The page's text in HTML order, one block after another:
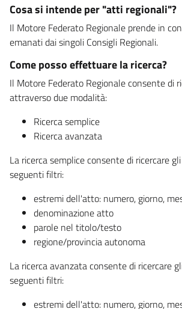
Cosa si intende per "atti regionali"?
Il Motore Federato Regionale prende in
emanati dai singoli Consigli Regionali.
Come posso effettuare la ricerca?
Il Motore Federato Regionale consente di
attraverso due modalità:
Ricerca semplice
Ricerca avanzata
La ricerca semplice consente di ricercare
seguenti filtri:
estremi dell'atto: numero, giorno,
denominazione atto
parole nel titolo/testo
regione/provincia autonoma
La ricerca avanzata consente di ricercare
seguenti filtri:
estremi dell'atto: numero, giorno,